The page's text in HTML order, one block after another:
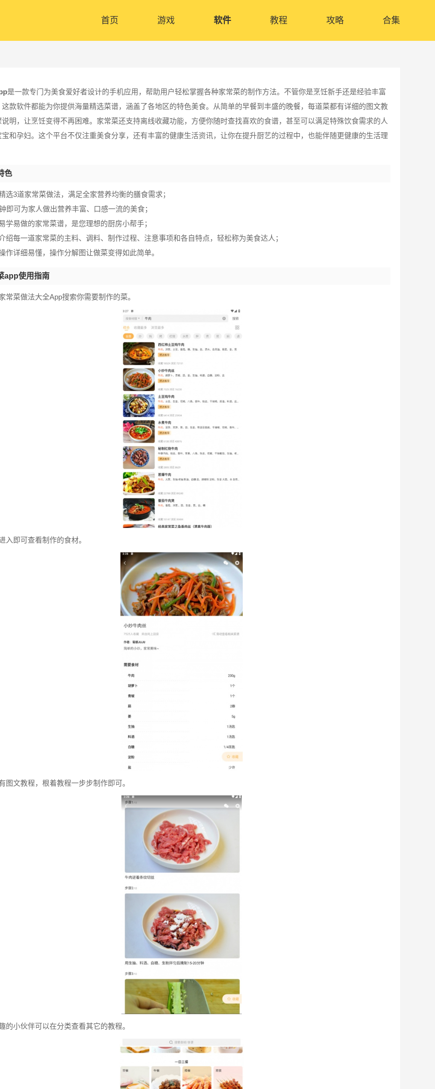
首页 游戏 软件 教程 攻略 合集
是一款专门为美食爱好者设计的手机应用，帮助用户轻松掌握各种家常菜的制作方法。不管你是烹饪新手还是经验丰富
这款软件都能为你提供海量精选菜谱，涵盖了各地区的特色美食。从简单的早餐到丰盛的晚餐，每道菜都有详细的图文教
明，让烹饪变得不再困难。家常菜还支持离线收藏功能，方便你随时查找喜欢的食谱，甚至可以满足特殊饮食需求的人
宝和孕妇。这个平台不仅注重美食分享，还有丰富的健康生活资讯，让你在提升厨艺的过程中，也能伴随更健康的生活理
色
选3道家常菜做法，满足全家营养均衡的膳食需求；
即可为家人做出营养丰富、口感一流的美食；
学易做的家常菜谱，是您理想的厨房小帮手；
绍每一道家常菜的主料、调料、制作过程、注意事项和各自特点，轻松称为美食达人；
作详细易懂，操作分解图让做菜变得如此简单。
app使用指南
常菜做法大全App搜索你需要制作的菜。
入即可查看制作的食材。
图文教程，根着教程一步步制作即可。
的小伙伴可以在分类查看其它的教程。